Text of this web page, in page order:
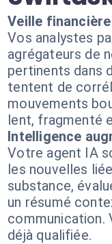
Veille
Vos analystes
agrégateurs de
pertinents dans
tentent de
mouvements
lent, fragmenté
Intelligence
Votre agent IA
les nouvelles
substance,
un résumé
communication.
déjà qualifiée.